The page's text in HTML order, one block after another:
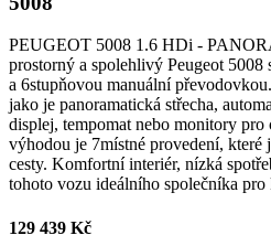
PEUGEOT 5008 1.6 HDi -
prostorný a spolehlivý Peugeot
a 6stupňovou manuální
jako je panoramatická střecha,
displej, tempomat nebo monitory
výhodou je 7místné provedení, které
cesty. Komfortní interiér, nízká
tohoto vozu ideálního společníka pro
129 439 Kč